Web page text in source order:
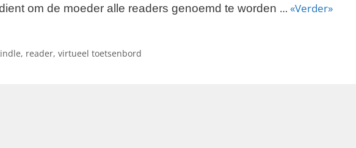
om de moeder alle readers genoemd te worden … «Verder»
, reader, virtueel toetsenbord